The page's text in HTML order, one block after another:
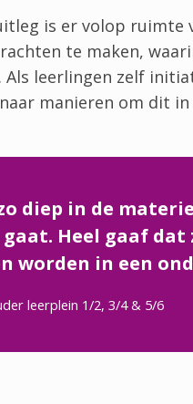
is er volop ruimte
te maken,
leerlingen zelf
manieren om dit
diep in de
Heel gaaf dat
worden in een
leerplein 1/2, 3/4 & 5/6